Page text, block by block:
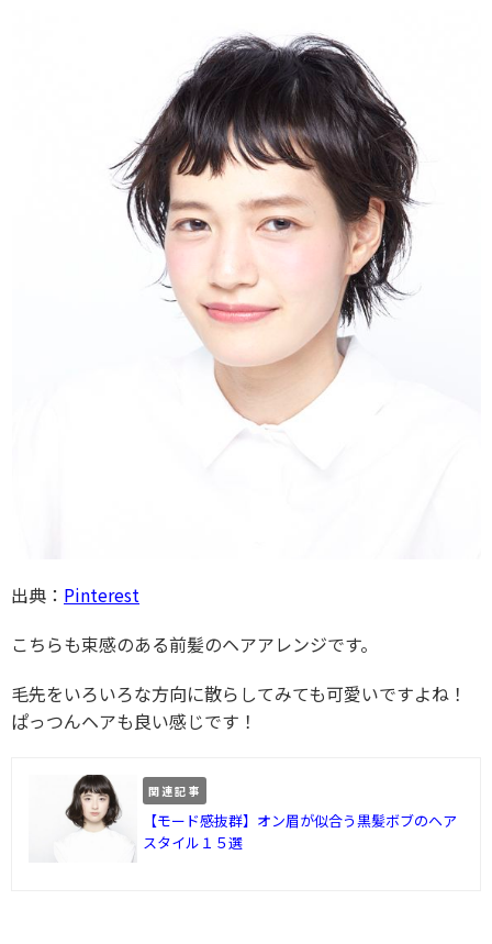
出典： Pinterest
こちらも束感のある前髪のヘアアレンジです。
毛先をいろいろな方向に散らしてみても可愛いですよね！
ぱっつんヘアも良い感じです！
関連記事
【モード感抜群】オン眉が似合う黒髪ボブのヘア
スタイル１５選